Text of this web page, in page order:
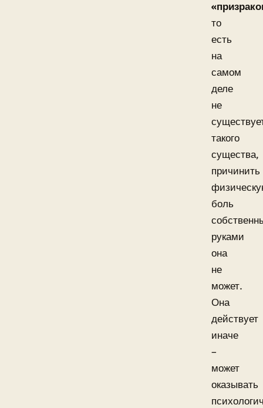
то
есть
на
самом
деле
не
такого
существа,
причинить
боль
руками
она
не
может.
Она
действует
иначе
–
может
оказывать